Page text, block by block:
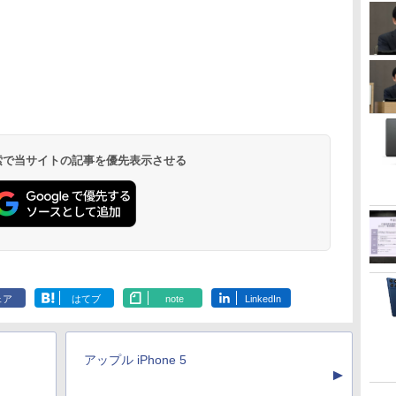
当サイトの記事を優先表示させる
ア はてブ note LinkedIn
アップル iPhone 5
▲